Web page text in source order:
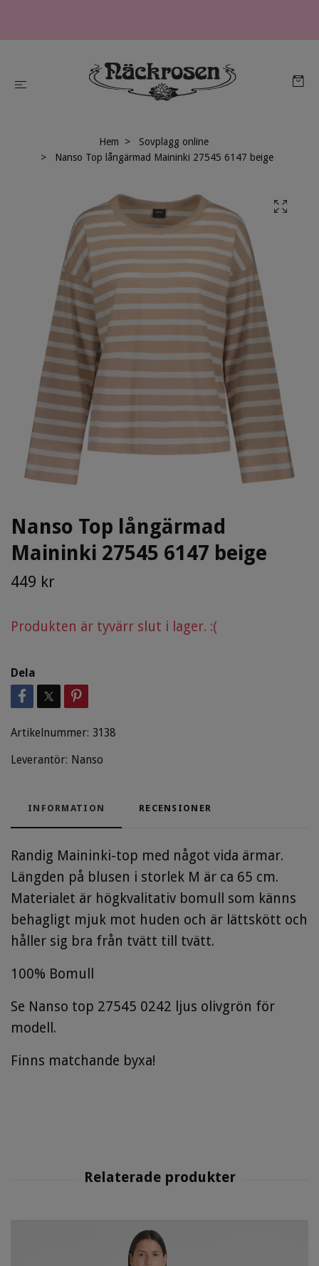
Hem
Sovplagg online
Nanso Top långärmad Maininki 27545 6147 beige
Nanso Top långärmad
Maininki 27545 6147 beige
449 kr
Produkten är tyvärr slut i lager. :(
Dela
Artikelnummer: 3138
Leverantör: Nanso
INFORMATION RECENSIONER
Randig Maininki-top med något vida ärmar.
Längden på blusen i storlek M är ca 65 cm.
Materialet är högkvalitativ bomull som känns
behagligt mjuk mot huden och är lättskött och
håller sig bra från tvätt till tvätt.
100% Bomull
Se Nanso top 27545 0242 ljus olivgrön för
modell.
Finns matchande byxa!